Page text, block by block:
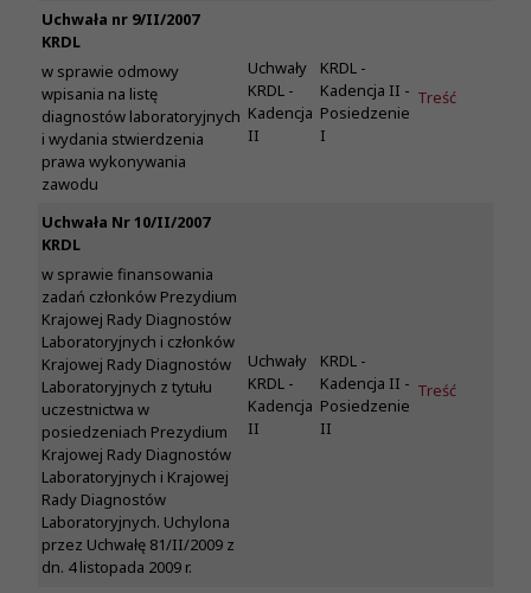
Uchwała nr 9/II/2007
KRDL
w sprawie odmowy
wpisania na listę
diagnostów laboratoryjnych
i wydania stwierdzenia
prawa wykonywania
zawodu
Uchwały
KRDL -
Kadencja
II
KRDL -
Kadencja II -
Posiedzenie
I
Treść
Uchwała Nr 10/II/2007
KRDL
w sprawie finansowania
zadań członków Prezydium
Krajowej Rady Diagnostów
Laboratoryjnych i członków
Krajowej Rady Diagnostów
Laboratoryjnych z tytułu
uczestnictwa w
posiedzeniach Prezydium
Krajowej Rady Diagnostów
Laboratoryjnych i Krajowej
Rady Diagnostów
Laboratoryjnych. Uchylona
przez Uchwałę 81/II/2009 z
dn. 4 listopada 2009 r.
Uchwały
KRDL -
Kadencja
II
KRDL -
Kadencja II -
Posiedzenie
II
Treść